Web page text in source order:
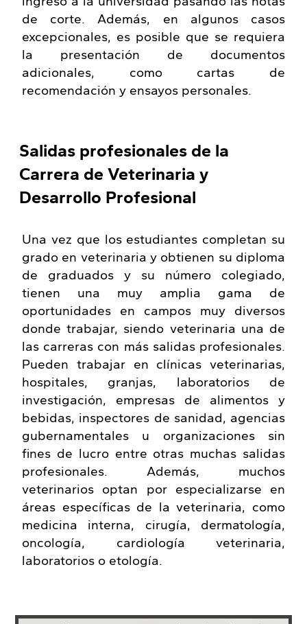
de corte. Además, en algunos casos
excepcionales, es posible que se requiera
la presentación de documentos
adicionales, como cartas de
recomendación y ensayos personales.
Salidas profesionales de la
Carrera de Veterinaria y
Desarrollo Profesional
Una vez que los estudiantes completan su
grado en veterinaria y obtienen su diploma
de graduados y su número colegiado,
tienen una muy amplia gama de
oportunidades en campos muy diversos
donde trabajar, siendo veterinaria una de
las carreras con más salidas profesionales.
Pueden trabajar en clínicas veterinarias,
hospitales, granjas, laboratorios de
investigación, empresas de alimentos y
bebidas, inspectores de sanidad, agencias
gubernamentales u organizaciones sin
fines de lucro entre otras muchas salidas
profesionales. Además, muchos
veterinarios optan por especializarse en
áreas específicas de la veterinaria, como
medicina interna, cirugía, dermatología,
oncología, cardiología veterinaria,
laboratorios o etología.